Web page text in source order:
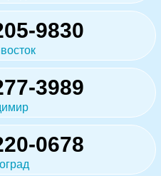
9830
3989
0678